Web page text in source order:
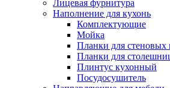
Лицевая фурнитура
Наполнение для кухонь
Комплектующие
Мойка
Планки для стеновых
Планки для
Плинтус кухонный
Посудосушитель